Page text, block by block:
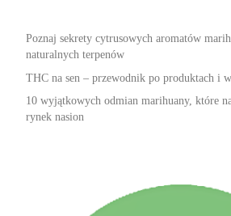
Poznaj sekrety cytrusowych aromatów
naturalnych terpenów
THC na sen – przewodnik po produktach i
10 wyjątkowych odmian marihuany, które
rynek nasion